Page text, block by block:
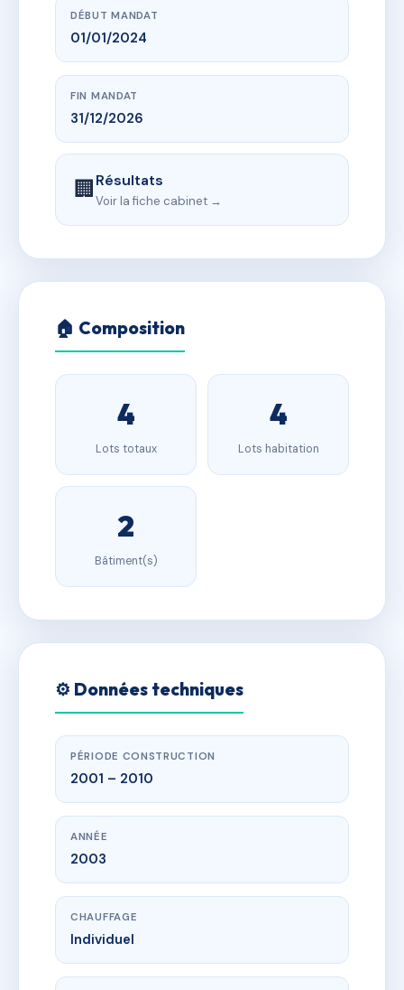
DÉBUT MANDAT
01/01/2024
FIN MANDAT
31/12/2026
🏢Résultats
Voir la fiche cabinet →
🏠 Composition
4
Lots totaux
4
Lots habitation
2
Bâtiment(s)
⚙️ Données techniques
PÉRIODE CONSTRUCTION
2001 – 2010
ANNÉE
2003
CHAUFFAGE
Individuel